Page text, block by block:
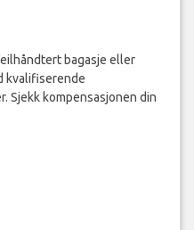
bagasje eller
kvalifiserende
Sjekk kompensasjonen din